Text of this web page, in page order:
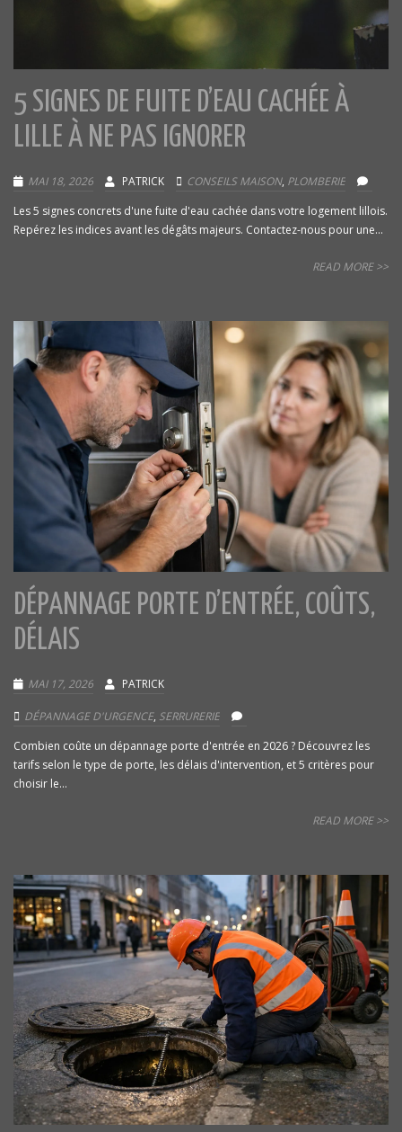
5 SIGNES DE FUITE D’EAU CACHÉE À
LILLE À NE PAS IGNORER
MAI 18, 2026 PATRICK CONSEILS MAISON, PLOMBERIE
Les 5 signes concrets d'une fuite d'eau cachée dans votre logement lillois.
Repérez les indices avant les dégâts majeurs. Contactez-nous pour une...
READ MORE >>
DÉPANNAGE PORTE D’ENTRÉE, COÛTS,
DÉLAIS
MAI 17, 2026 PATRICK
DÉPANNAGE D'URGENCE, SERRURERIE
Combien coûte un dépannage porte d'entrée en 2026 ? Découvrez les
tarifs selon le type de porte, les délais d'intervention, et 5 critères pour
choisir le...
READ MORE >>